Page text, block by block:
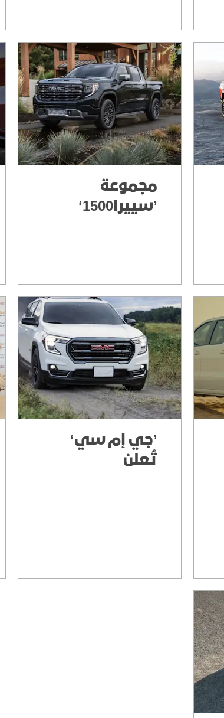
مجموعة
’سييرا1500‘
’جي إم سي‘
تُعلن